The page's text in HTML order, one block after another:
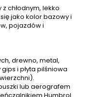
chłodnym, lekko
jako kolor bazowy i
pojazdów i
drewno, metal,
i płyta pilśniowa
lub aerografem